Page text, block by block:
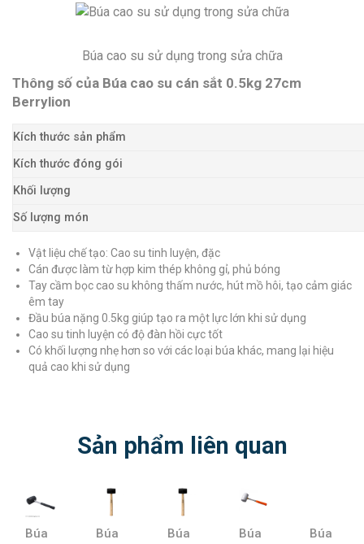
Búa cao su sử dụng trong sửa chữa
Thông số của Búa cao su cán sắt 0.5kg 27cm
Berrylion
Kích thước sản phẩm
Kích thước đóng gói
Khối lượng
Số lượng món
Vật liệu chế tạo: Cao su tinh luyện, đặc
Cán được làm từ hợp kim thép không gỉ, phủ bóng
Tay cầm bọc cao su không thấm nước, hút mồ hôi, tạo cảm giác
êm tay
Đầu búa nặng 0.5kg giúp tạo ra một lực lớn khi sử dụng
Cao su tinh luyện có độ đàn hồi cực tốt
Có khối lượng nhẹ hơn so với các loại búa khác, mang lại hiệu
quả cao khi sử dụng
Sản phẩm liên quan
Búa Búa Búa Búa Búa